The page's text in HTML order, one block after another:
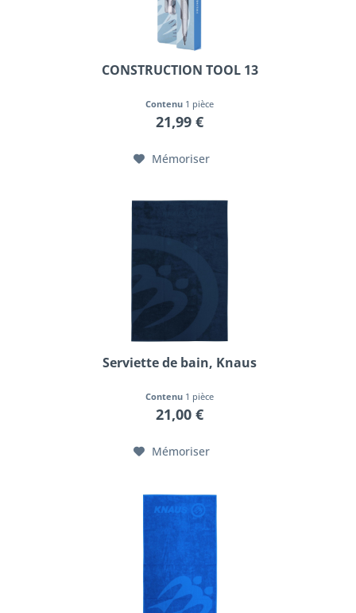
CONSTRUCTION TOOL 13
Contenu 1 pièce
21,99 €
Mémoriser
Serviette de bain, Knaus
Contenu 1 pièce
21,00 €
Mémoriser